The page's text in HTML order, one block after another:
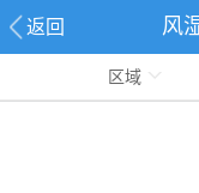
返回 风
区域